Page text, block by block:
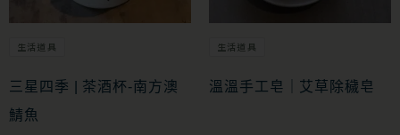
生活道具
三星四季 | 茶酒杯-南方澳
鯖魚
生活道具
溫溫手工皂｜艾草除穢皂